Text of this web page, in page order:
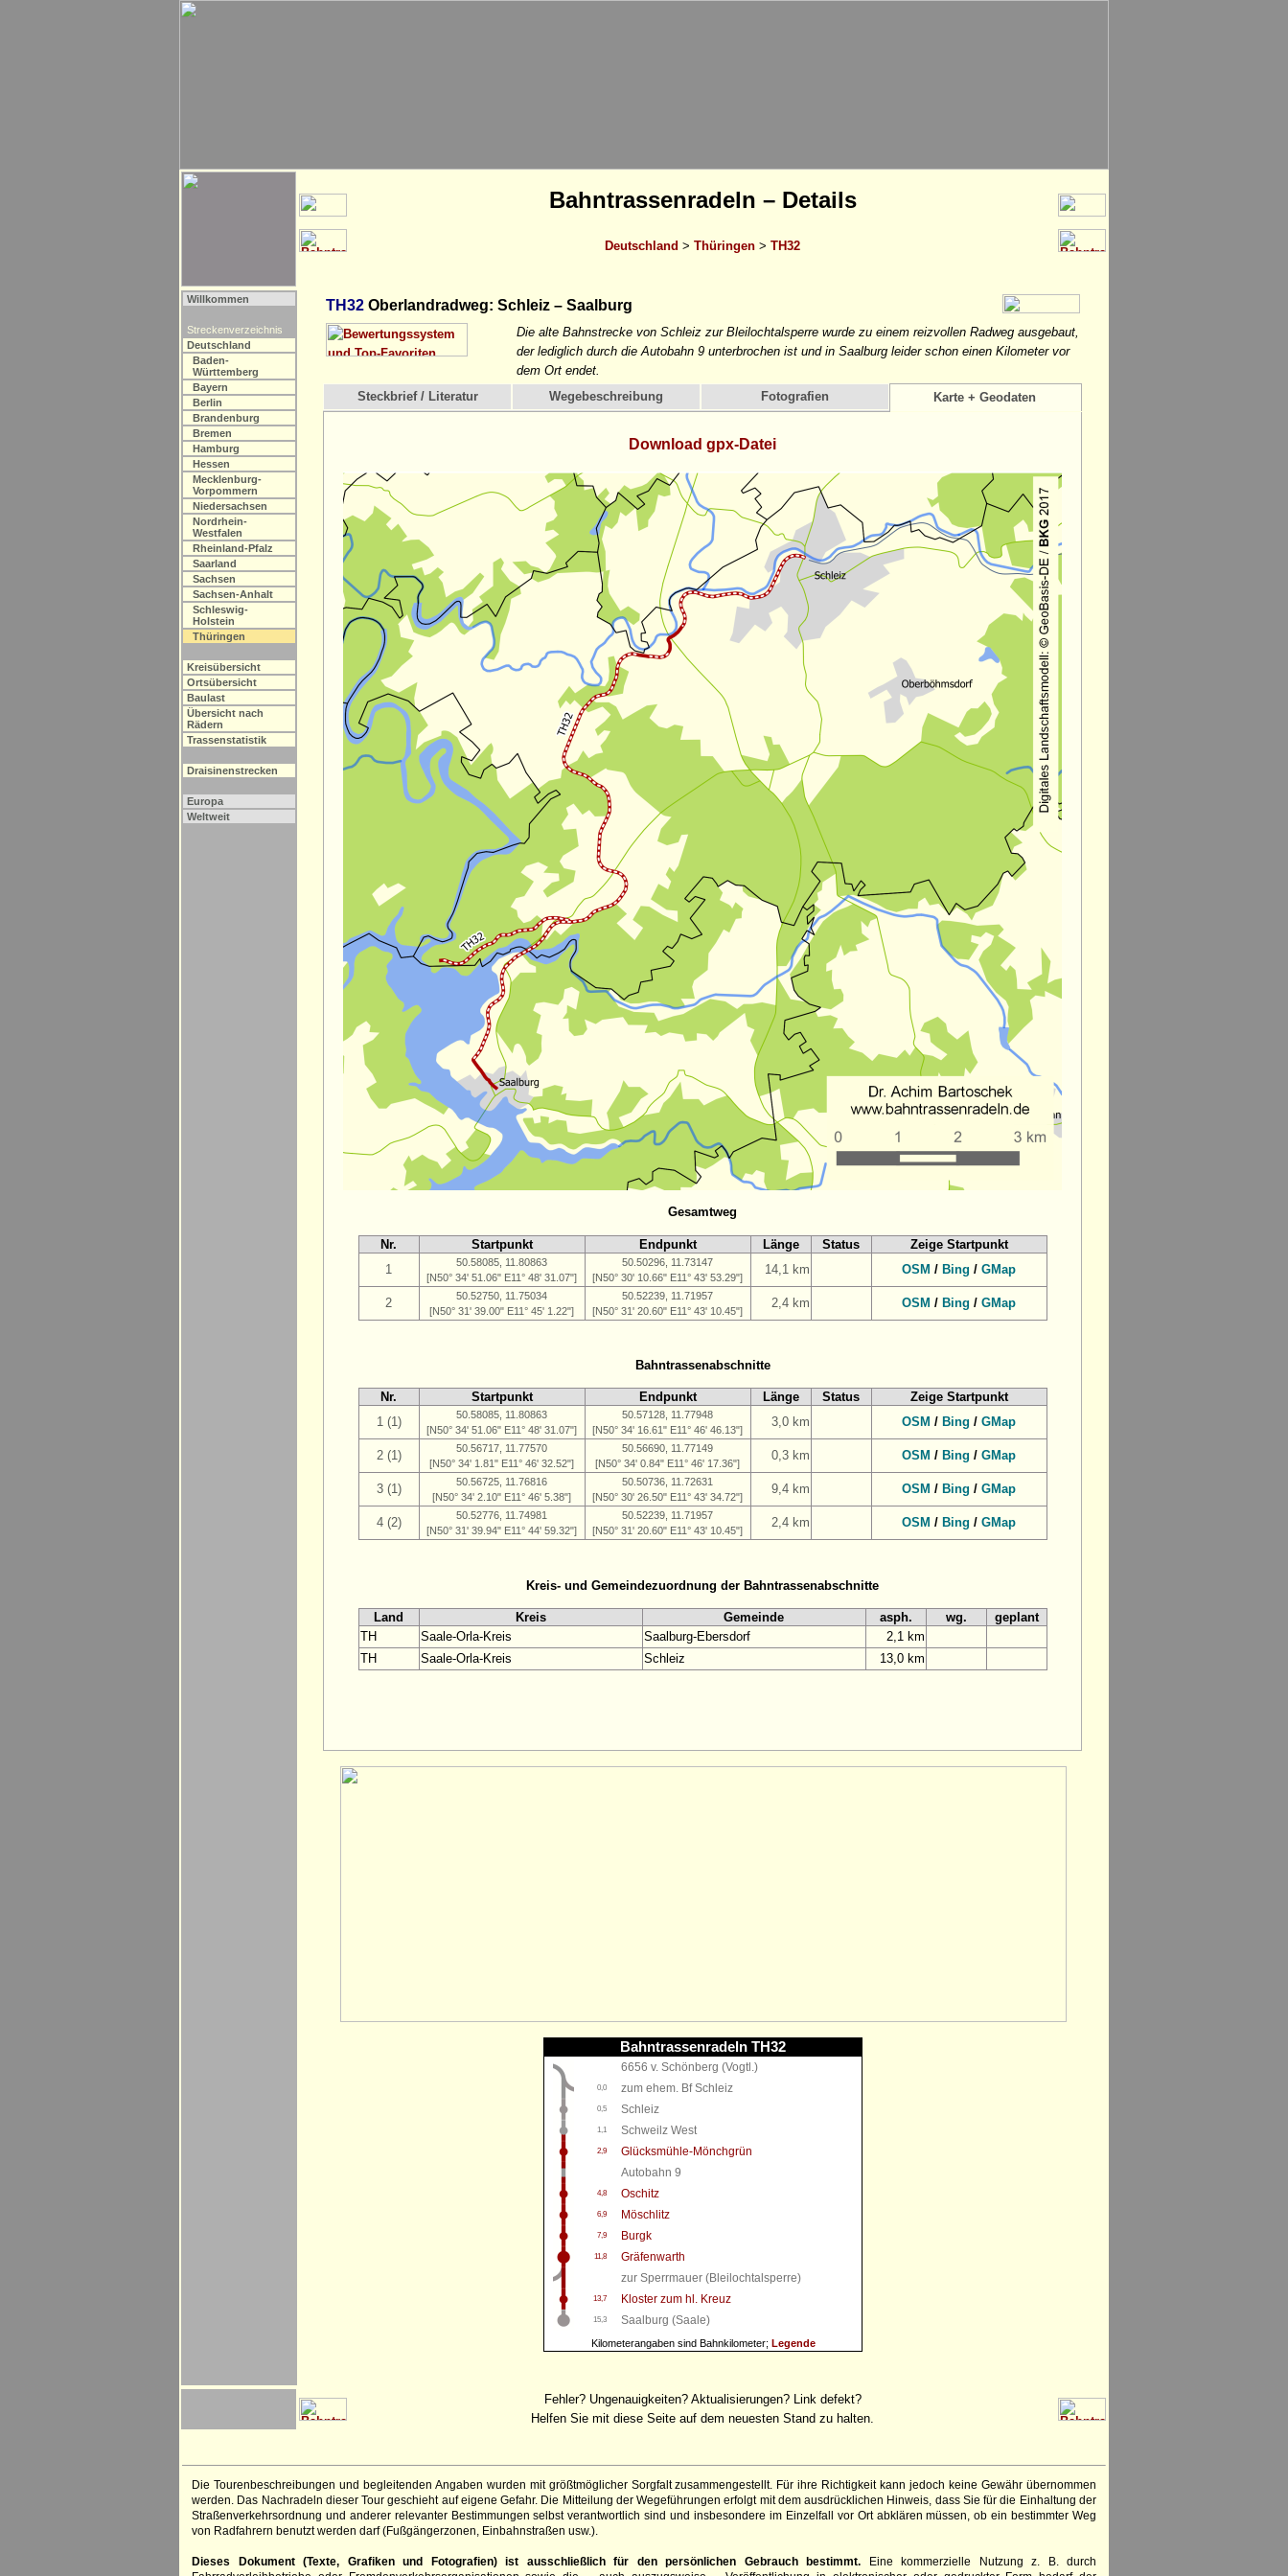
Bahntrassenradeln – Details
Deutschland > Thüringen > TH32
Willkommen
Streckenverzeichnis
Deutschland
Baden-
Württemberg
Bayern
Berlin
Brandenburg
Bremen
Hamburg
Hessen
Mecklenburg-
Vorpommern
Niedersachsen
Nordrhein-
Westfalen
Rheinland-Pfalz
Saarland
Sachsen
Sachsen-Anhalt
Schleswig-
Holstein
Thüringen
Kreisübersicht
Ortsübersicht
Baulast
Übersicht nach
Rädern
Trassenstatistik
Draisinenstrecken
Europa
Weltweit
TH32 Oberlandradweg: Schleiz – Saalburg
Die alte Bahnstrecke von Schleiz zur Bleilochtalsperre wurde zu einem reizvollen Radweg ausgebaut,
der lediglich durch die Autobahn 9 unterbrochen ist und in Saalburg leider schon einen Kilometer vor
dem Ort endet.
Steckbrief / Literatur
Wegebeschreibung Fotografien Karte + Geodaten
Download gpx-Datei
Gesamtweg
Nr. Startpunkt Endpunkt Länge Status
Zeige Startpunkt
1
50.58085, 11.80863
[N50° 34' 51.06" E11° 48' 31.07"]
50.50296, 11.73147
[N50° 30' 10.66" E11° 43' 53.29"]
14,1 km OSM / Bing / GMap
2
50.52750, 11.75034
[N50° 31' 39.00" E11° 45' 1.22"]
50.52239, 11.71957
[N50° 31' 20.60" E11° 43' 10.45"]
2,4 km OSM / Bing / GMap
Bahntrassenabschnitte
Nr. Startpunkt Endpunkt Länge Status
Zeige Startpunkt
1 (1)
50.58085, 11.80863
[N50° 34' 51.06" E11° 48' 31.07"]
50.57128, 11.77948
[N50° 34' 16.61" E11° 46' 46.13"]
3,0 km OSM / Bing / GMap
2 (1)
50.56717, 11.77570
[N50° 34' 1.81" E11° 46' 32.52"]
50.56690, 11.77149
[N50° 34' 0.84" E11° 46' 17.36"]
0,3 km OSM / Bing / GMap
3 (1)
50.56725, 11.76816
[N50° 34' 2.10" E11° 46' 5.38"]
50.50736, 11.72631
[N50° 30' 26.50" E11° 43' 34.72"]
9,4 km OSM / Bing / GMap
4 (2)
50.52776, 11.74981
[N50° 31' 39.94" E11° 44' 59.32"]
50.52239, 11.71957
[N50° 31' 20.60" E11° 43' 10.45"]
2,4 km OSM / Bing / GMap
Kreis- und Gemeindezuordnung der Bahntrassenabschnitte
Land Kreis Gemeinde asph. wg.
geplant
TH
Saale-Orla-Kreis Saalburg-Ebersdorf
2,1 km
TH
Saale-Orla-Kreis Schleiz 13,0 km
Bahntrassenradeln TH32
6656 v. Schönberg (Vogtl.)
0,0 zum ehem. Bf Schleiz
0,5 Schleiz
1,1 Schweilz West
2,9
Glücksmühle-Mönchgrün
Autobahn 9
4,8 Oschitz
6,9 Möschlitz
7,9 Burgk
11,8
Gräfenwarth
zur Sperrmauer (Bleilochtalsperre)
13,7 Kloster zum hl. Kreuz
15,3 Saalburg (Saale)
Kilometerangaben sind Bahnkilometer; Legende
Fehler? Ungenauigkeiten? Aktualisierungen? Link defekt?
Helfen Sie mit diese Seite auf dem neuesten Stand zu halten.
Die Tourenbeschreibungen und begleitenden Angaben wurden mit größtmöglicher Sorgfalt zusammengestellt. Für ihre Richtigkeit kann jedoch keine Gewähr übernommen
werden. Das Nachradeln dieser Tour geschieht auf eigene Gefahr. Die Mitteilung der Wegeführungen erfolgt mit dem ausdrücklichen Hinweis, dass Sie für die Einhaltung der
Straßenverkehrsordnung und anderer relevanter Bestimmungen selbst verantwortlich sind und insbesondere im Einzelfall vor Ort abklären müssen, ob ein bestimmter Weg
von Radfahrern benutzt werden darf (Fußgängerzonen, Einbahnstraßen usw.).
Dieses Dokument (Texte, Grafiken und Fotografien) ist ausschließlich für den persönlichen Gebrauch bestimmt. Eine kommerzielle Nutzung z. B. durch